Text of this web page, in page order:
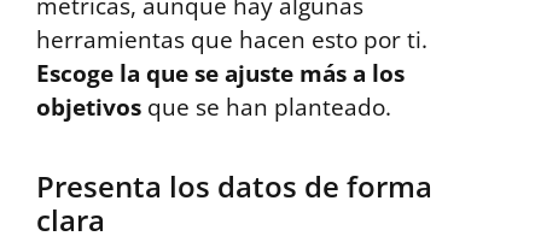
métricas, aunque hay algunas
herramientas que hacen esto por ti.
Escoge la que se ajuste más a los
objetivos que se han planteado.
Presenta los datos de forma
clara